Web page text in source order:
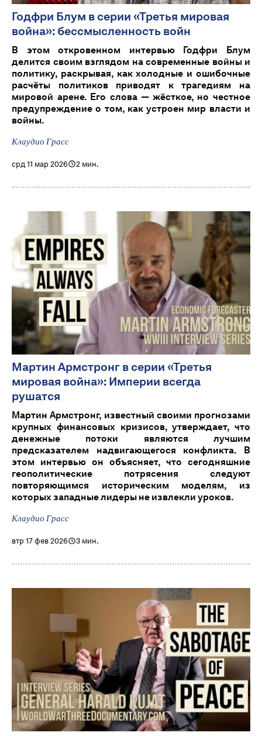
Годфри Блум в серии «Третья мировая
война»: бессмысленность войн
В этом откровенном интервью Годфри Блум
делится своим взглядом на современные войны и
политику, раскрывая, как холодные и ошибочные
расчёты политиков приводят к трагедиям на
мировой арене. Его слова — жёсткое, но честное
предупреждение о том, как устроен мир власти и
войны.
Клаудио Грасс
срд 11 мар 2026 2 мин.
Мартин Армстронг в серии «Третья
мировая война»: Империи всегда
рушатся
Мартин Армстронг, известный своими прогнозами
крупных финансовых кризисов, утверждает, что
денежные потоки являются лучшим
предсказателем надвигающегося конфликта. В
этом интервью он объясняет, что сегодняшние
геополитические потрясения следуют
повторяющимся историческим моделям, из
которых западные лидеры не извлекли уроков.
Клаудио Грасс
втр 17 фев 2026 3 мин.